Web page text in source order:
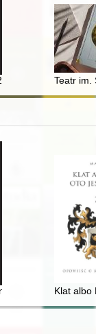
: jubileuszTeatr im.
Mazepa i Motria
Klat albo